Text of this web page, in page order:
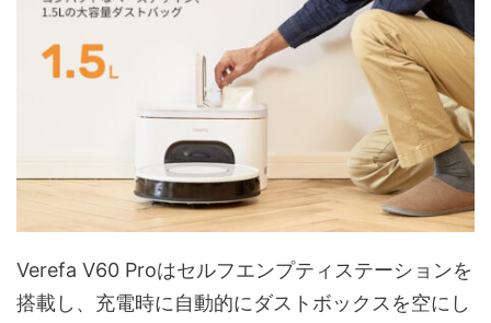
Verefa V60 Proはセルフエンプティステーションを
搭載し、充電時に自動的にダストボックスを空にし